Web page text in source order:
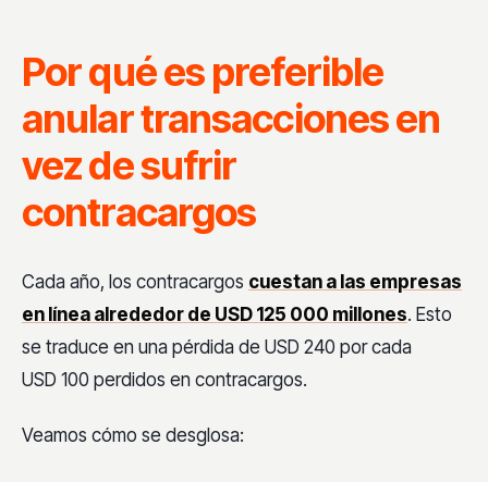
Por qué es preferible
anular transacciones en
vez de sufrir
contracargos
Cada año, los contracargos cuestan a las empresas
en línea alrededor de USD 125 000 millones. Esto
se traduce en una pérdida de USD 240 por cada
USD 100 perdidos en contracargos.
Veamos cómo se desglosa: